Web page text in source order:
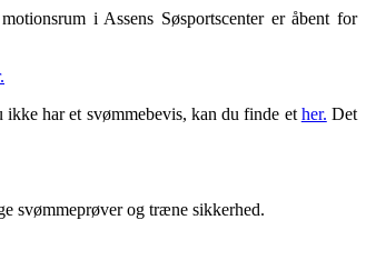
i Assens Søsportscenter er åbent for
har et svømmebevis, kan du finde et her. Det
svømmeprøver og træne sikkerhed.